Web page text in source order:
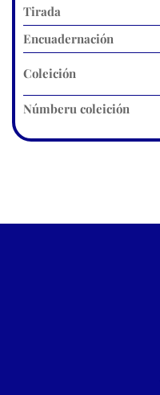
Tirada
Encuadernación
Coleición
Númberu coleición